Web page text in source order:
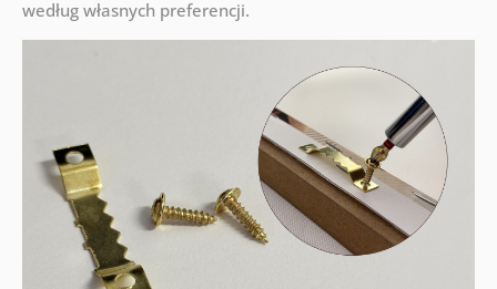
według własnych preferencji.